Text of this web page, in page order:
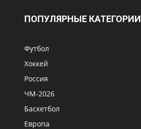
ПОПУЛЯРНЫЕ КАТЕГОРИИ
Футбол
Хоккей
Россия
ЧМ-2026
Баскетбол
Европа